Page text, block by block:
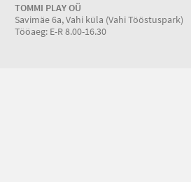
TOMMI PLAY OÜ
Savimäe 6a, Vahi küla (Vahi Tööstuspark)
Tööaeg: E-R 8.00-16.30